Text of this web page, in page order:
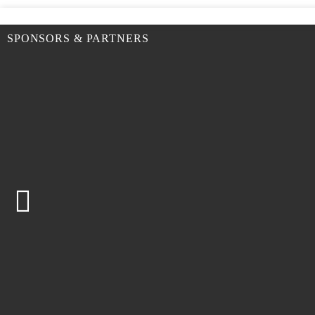
SPONSORS & PARTNERS